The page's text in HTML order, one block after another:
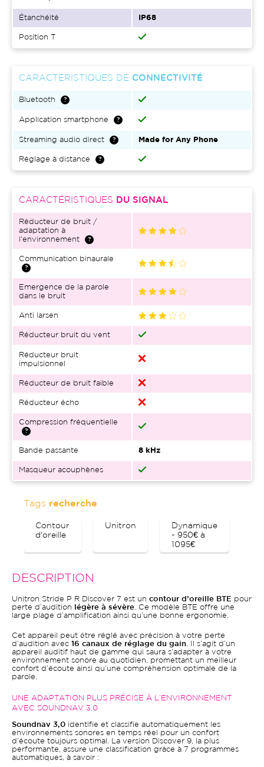
Étanchéité IP68
Position T
CARACTÉRISTIQUES DE CONNECTIVITÉ
Bluetooth
Application smartphone
Streaming audio direct Made for Any Phone
Réglage à distance
CARACTÉRISTIQUES DU SIGNAL
Réducteur de bruit /
adaptation à
l'environnement
Communication binaurale
Emergence de la parole
dans le bruit
Anti larsen
Réducteur bruit du vent
Réducteur bruit
impulsionnel
Réducteur de bruit faible
Réducteur écho
Compression fréquentielle
Bande passante 8 kHz
Masqueur acouphènes
Tags recherche
Contour
d'oreille
Unitron
Dynamique
- 950€ à
1095€
DESCRIPTION
Unitron Stride P R Discover 7 est un contour d’oreille BTE pour
perte d’audition
légère à sévère . Ce modèle BTE offre une
large plage d’amplification ainsi qu’une bonne ergonomie.
Cet appareil peut être réglé avec précision à votre perte
d’audition avec 16 canaux de réglage du gain . Il s’agit d’un
appareil auditif haut de gamme qui saura s’adapter à votre
environnement sonore au quotidien, promettant un meilleur
confort d’écoute ainsi qu’une compréhension optimale de la
parole.
UNE ADAPTATION PLUS PRÉCISE À L’ENVIRONNEMENT
AVEC SOUNDNAV 3,0
Soundnav 3,0 identifie et classifie automatiquement les
environnements sonores en temps réel pour un confort
d’écoute toujours optimal. La version Discover 9, la plus
performante, assure une classification grâce à 7 programmes
automatiques, à savoir :